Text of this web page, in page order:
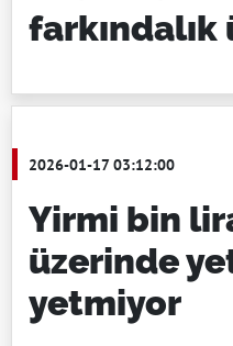
farkındalık
2026-01-17 03:12:00
Yirmi bin
üzerinde
yetmiyor